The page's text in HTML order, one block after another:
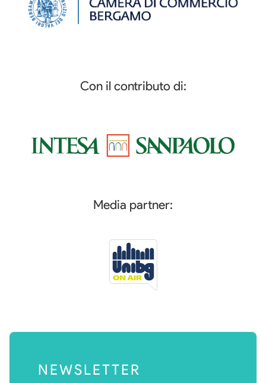
Con il contributo di:
Media partner:
NEWSLETTER